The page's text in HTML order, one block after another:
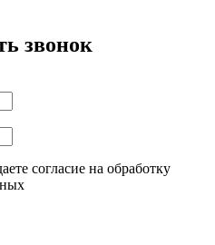
звонок
согласие на обработку